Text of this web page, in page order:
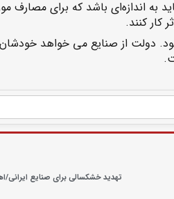
به اندازه‌ای باشد که برای مصارف
کار کنند.
دولت از صنایع می خواهد
تهدید خشکسالی برای صنایع